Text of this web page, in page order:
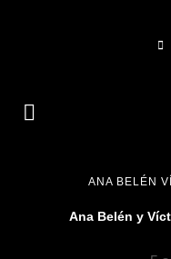
ANA BELÉN
Ana Belén y